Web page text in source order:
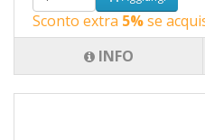
Sconto extra 5%se
INFO